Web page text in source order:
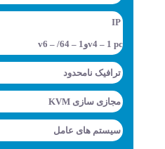
IP
v4 – 1 pcوv6 – /64 – 1
ترافیک نامحدود
مجازی سازی KVM
سیستم های عامل